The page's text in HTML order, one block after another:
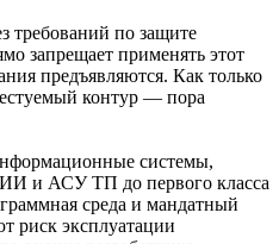
требований по защите
запрещает применять этот
предъявляются. Как только
контур — пора
системы,
и АСУ ТП до первого класса
среда и мандатный
риск эксплуатации